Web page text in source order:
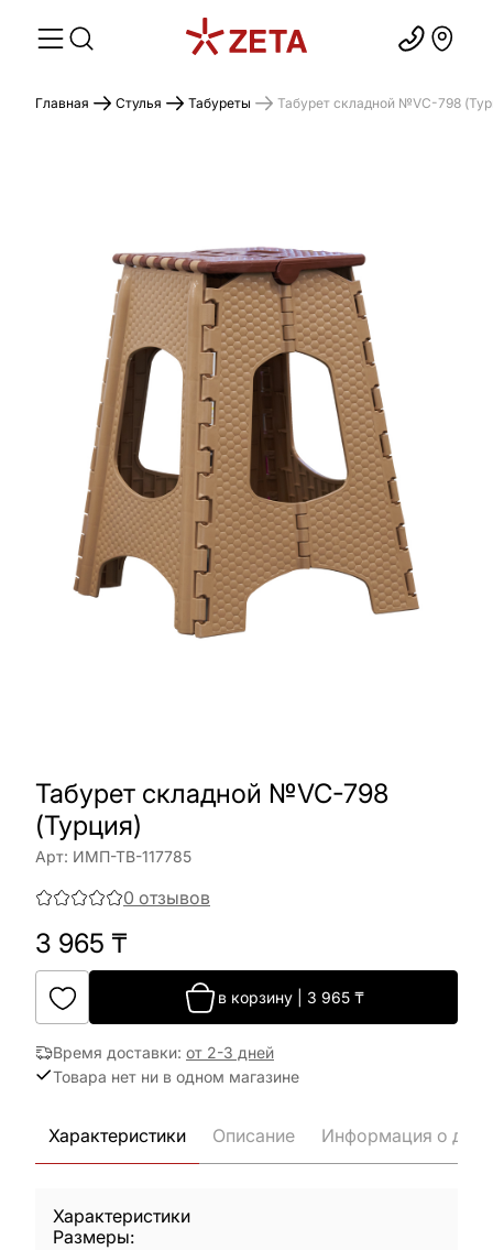
Главная Стулья Табуреты Табурет складной №VC-798
Табурет складной №VC-798
(Турция)
Арт: ИМП-ТВ-117785
0 отзывов
3 965 ₸
в корзину 3 965 ₸
Время доставки: от 2-3 дней
Товара нет ни в одном магазине
Характеристики Описание Информация о
Характеристики
Размеры: